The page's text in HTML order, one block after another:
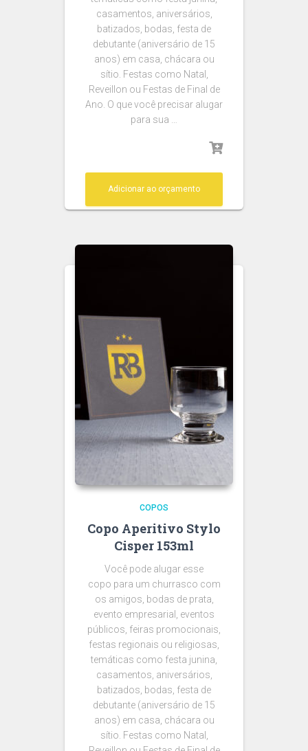
casamentos, aniversários,
batizados, bodas, festa de
debutante (aniversário de 15
anos) em casa, chácara ou
sítio. Festas como Natal,
Reveillon ou Festas de Final de
Ano. O que você precisar alugar
para sua …
Adicionar ao orçamento
COPOS
Copo Aperitivo Stylo
Cisper 153ml
Você pode alugar esse
copo para um churrasco com
os amigos, bodas de prata,
evento empresarial, eventos
públicos, feiras promocionais,
festas regionais ou religiosas,
temáticas como festa junina,
casamentos, aniversários,
batizados, bodas, festa de
debutante (aniversário de 15
anos) em casa, chácara ou
sítio. Festas como Natal,